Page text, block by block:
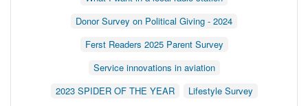
Donor Survey on Political Giving - 2024
Ferst Readers 2025 Parent Survey
Service innovations in aviation
2023 SPIDER OF THE YEAR
Lifestyle Survey